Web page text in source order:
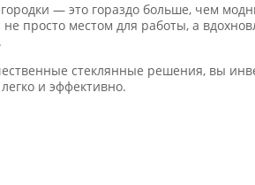
— это гораздо больше, чем
просто местом для работы, а
стеклянные решения, вы
и эффективно.